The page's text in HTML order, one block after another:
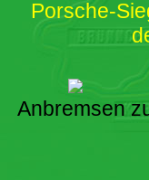
Porsche-
Anbremsen